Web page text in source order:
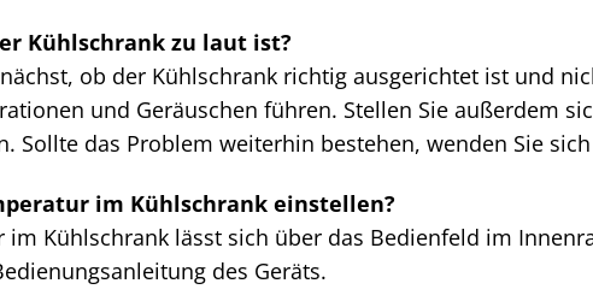
Kühlschrank zu laut ist?
ob der Kühlschrank richtig ausgerichtet ist und
und Geräuschen führen. Stellen Sie außerdem
Sollte das Problem weiterhin bestehen, wenden Sie
im Kühlschrank einstellen?
im Kühlschrank lässt sich über das Bedienfeld im
des Geräts.